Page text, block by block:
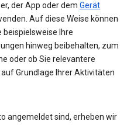
der App oder dem Gerät
Auf diese Weise können
beispielsweise Ihre
hinweg beibehalten, zum
oder ob Sie relevantere
Grundlage Ihrer Aktivitäten
angemeldet sind, erheben wir